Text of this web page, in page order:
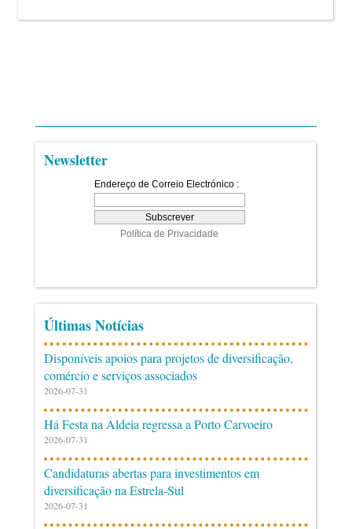
Newsletter
Últimas Notícias
Disponíveis apoios para projetos de diversificação,
comércio e serviços associados
2026-07-31
Há Festa na Aldeia regressa a Porto Carvoeiro
2026-07-31
Candidaturas abertas para investimentos em
diversificação na Estrela-Sul
2026-07-31